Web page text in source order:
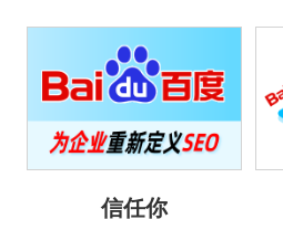
信任你